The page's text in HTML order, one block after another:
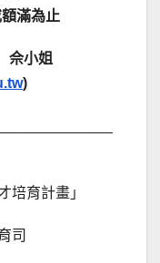
滿為止
佘小姐
)
培育計畫」
司